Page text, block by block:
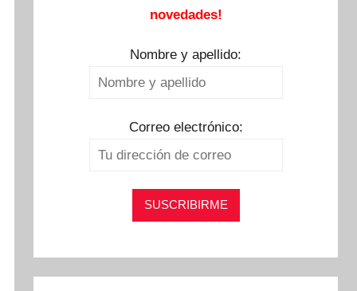
novedades!
Nombre y apellido:
Correo electrónico: